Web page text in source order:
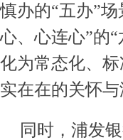
慎办的“五办”
心、心连心”的
化为常态化、
实在在的关怀与
同时，浦发